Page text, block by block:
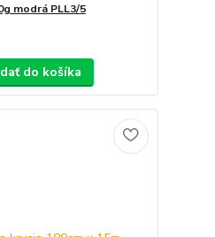
modrá PLL3/5
do košíka